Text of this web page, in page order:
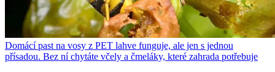
Domácí past na vosy z PET lahve funguje, ale jen s jednou
přísadou. Bez ní chytáte včely a čmeláky, které zahrada potřebuje